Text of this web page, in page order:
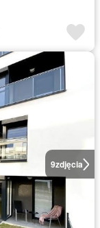
9zdjęcia